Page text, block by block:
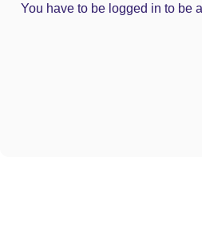
You have to be logged in to be